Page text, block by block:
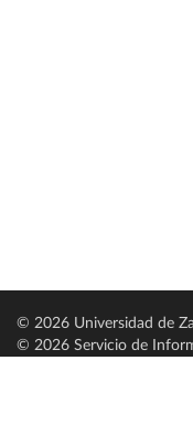
© 2026 Universidad de
© 2026 Servicio de